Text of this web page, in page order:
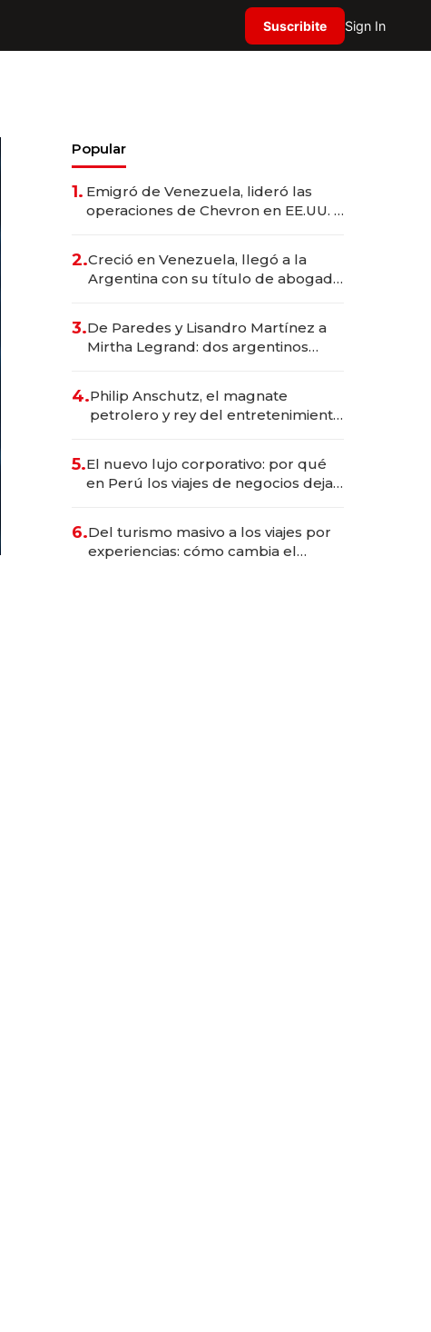
Suscribite Sign In
Popular
1. Emigró de Venezuela, lideró las
operaciones de Chevron en EE.UU. y
2.Creció en Venezuela, llegó a la
Argentina con su título de abogado
marcas "fast premium"
3.De Paredes y Lisandro Martínez a
Mirtha Legrand: dos argentinos
4.Philip Anschutz, el magnate
petrolero y rey del entretenimiento
5.El nuevo lujo corporativo: por qué
en Perú los viajes de negocios dejan
6.Del turismo masivo a los viajes por
experiencias: cómo cambia el